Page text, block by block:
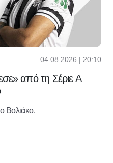
04.08.2026 | 20:10
από τη Σέριε Α
Βολιάκο.